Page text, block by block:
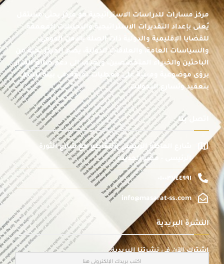
مركز مسارات للدراسات الاستراتيجية هو مركز بحثي مستقل
يُعنى بإعداد التقديرات الاستراتيجية والتحليلات المعمقة
للقضايا الإقليمية والدولية ذات الصلة بالأمن القومي،
والسياسات العامة، والعلاقات الدولية، يضم المركز نخبة من
الباحثين والخبراء المتخصصين، ويهدف إلى دعم صانع القرار
برؤى موضوعية ومبنية على معطيات دقيقة، في بيئة تتسم
بتعقيد وتسارع التحولات.
اتصل بنا
شارع الماظة الرئيسى بالتقاطع مع شارع الثورة
الرئيسى - مصر الجديدة
٠١٠٠٣٧٤٤٩٩١
info@masarat-ss.com
النشرة البريدية
اشترك الآن في نشرتنا البريدية: